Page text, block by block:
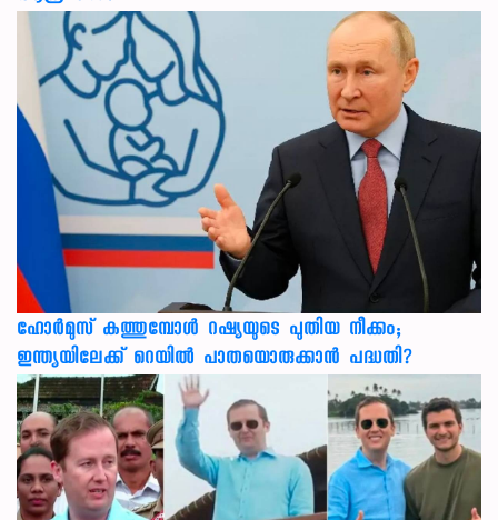
ഹോർമുസ് കത്തുമ്പോൾ റഷ്യയുടെ പുതിയ നീക്കം;
ഇന്ത്യയിലേക്ക് റെയിൽ പാതയൊരുക്കാൻ പദ്ധതി?